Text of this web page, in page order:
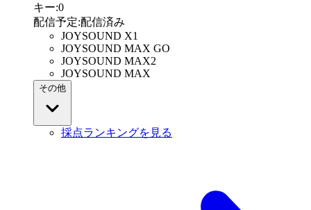
キー:0
配信予定:配信済み
JOYSOUND X1
JOYSOUND MAX GO
JOYSOUND MAX2
JOYSOUND MAX
その他
採点ランキングを見る